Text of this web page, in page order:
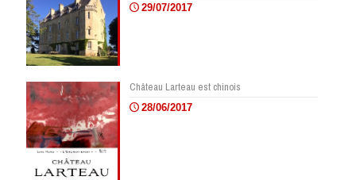
29/07/2017
Château Larteau est chinois
28/06/2017